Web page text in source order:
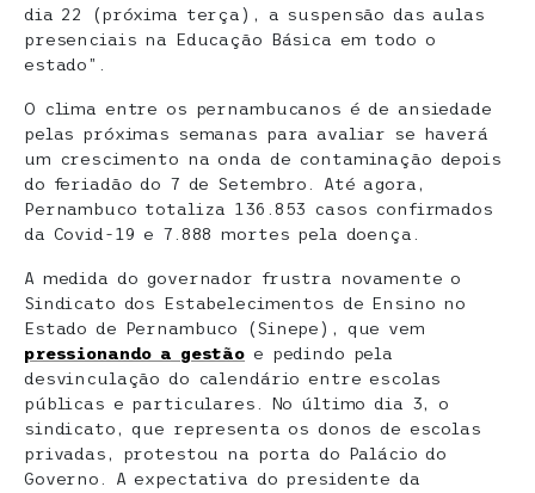
dia 22 (próxima terça), a suspensão das aulas
presenciais na Educação Básica em todo o
estado”.
O clima entre os pernambucanos é de ansiedade
pelas próximas semanas para avaliar se haverá
um crescimento na onda de contaminação depois
do feriadão do 7 de Setembro. Até agora,
Pernambuco totaliza 136.853 casos confirmados
da Covid-19 e 7.888 mortes pela doença.
A medida do governador frustra novamente o
Sindicato dos Estabelecimentos de Ensino no
Estado de Pernambuco (Sinepe), que vem
pressionando a gestão e pedindo pela
desvinculação do calendário entre escolas
públicas e particulares. No último dia 3, o
sindicato, que representa os donos de escolas
privadas, protestou na porta do Palácio do
Governo. A expectativa do presidente da